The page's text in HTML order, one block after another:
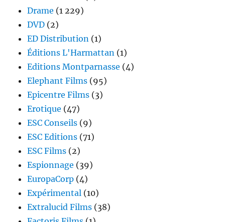
Drame (1 229)
DVD (2)
ED Distribution (1)
Éditions L'Harmattan (1)
Editions Montparnasse (4)
Elephant Films (95)
Epicentre Films (3)
Erotique (47)
ESC Conseils (9)
ESC Editions (71)
ESC Films (2)
Espionnage (39)
EuropaCorp (4)
Expérimental (10)
Extralucid Films (38)